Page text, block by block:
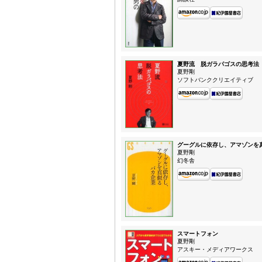
夏野流 脱ガラパゴスの思考法
夏野剛
ソフトバンククリエイティブ
グーグルに依存し、アマゾンを
夏野剛
幻冬舎
スマートフォン
夏野剛
アスキー・メディアワークス